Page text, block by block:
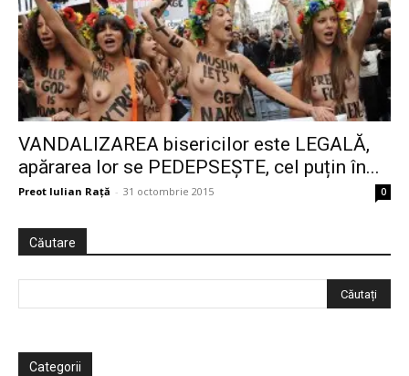
VANDALIZAREA bisericilor este LEGALĂ,
apărarea lor se PEDEPSEȘTE, cel puțin în...
Preot Iulian Raţă - 31 octombrie 2015 0
Căutare
Categorii